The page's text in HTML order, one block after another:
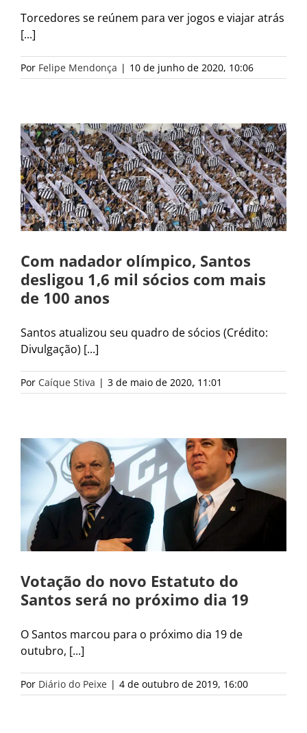
Torcedores se reúnem para ver jogos e viajar atrás
[...]
Por Felipe Mendonça | 10 de junho de 2020, 10:06
Com nadador olímpico, Santos
desligou 1,6 mil sócios com mais
de 100 anos
Santos atualizou seu quadro de sócios (Crédito:
Divulgação) [...]
Por Caíque Stiva | 3 de maio de 2020, 11:01
Votação do novo Estatuto do
Santos será no próximo dia 19
O Santos marcou para o próximo dia 19 de
outubro, [...]
Por Diário do Peixe | 4 de outubro de 2019, 16:00